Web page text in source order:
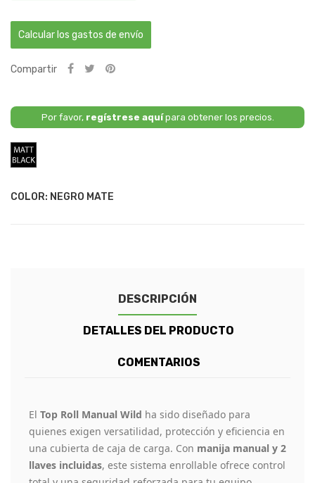
Calcular los gastos de envío
Compartir
Por favor, regístrese aquípara obtener los precios.
COLOR: NEGRO MATE
DESCRIPCIÓN
DETALLES DEL PRODUCTO
COMENTARIOS
El Top Roll Manual Wild ha sido diseñado para
quienes exigen versatilidad, protección y eficiencia en
una cubierta de caja de carga. Con manija manual y 2
llaves incluidas, este sistema enrollable ofrece control